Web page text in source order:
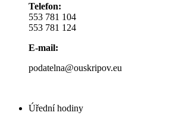
Telefon:
553 781 104
553 781 124
E-mail:
podatelna@ouskripov.eu
Úřední hodiny